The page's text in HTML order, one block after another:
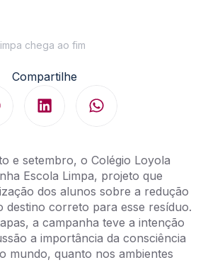
chega ao fim
Compartilhe
e setembro, o Colégio Loyola
Escola Limpa, projeto que
dos alunos sobre a redução
destino correto para esse resíduo.
a campanha teve a intenção
a importância da consciência
mundo, quanto nos ambientes